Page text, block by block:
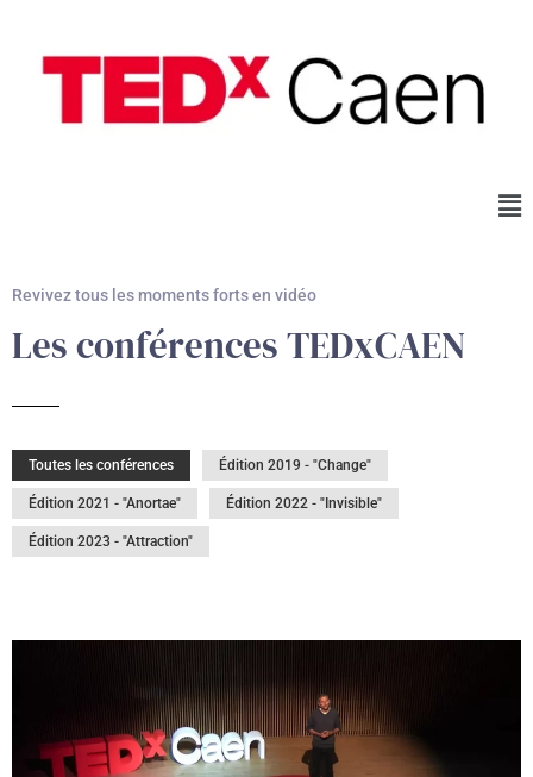
Revivez tous les moments forts en vidéo
Les conférences TEDxCAEN
Toutes les conférences Édition 2019 - "Change"
Édition 2021 - "Anortae" Édition 2022 - "Invisible"
Édition 2023 - "Attraction"